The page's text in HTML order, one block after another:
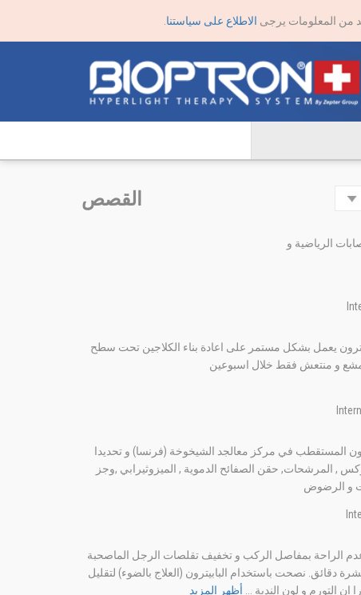
من المعلومات يرجى الاطلاع على سياستنا
القصص
الرياضية و
يعمل بشكل مستمر على اعادة بناء الكلاجين تحت سطح
و منتعش فقط خلال اسبوعين
المستقطب في مركز معالجد الشيخوخة (فرنسا) و تحديدا
, المرشحات, حقن الصفائح الدموية , الميزوثيرابي ,وجز
و الرضوض
عدم الراحة بمفاصل الركب و تخفيف تقلصات الرجل الماصحبة
دقائق. نصحت باستخدام البابيترون (العلاج بالضوء) لتقليل
ان التورم و لون الندبة ...
أظهر المزيد